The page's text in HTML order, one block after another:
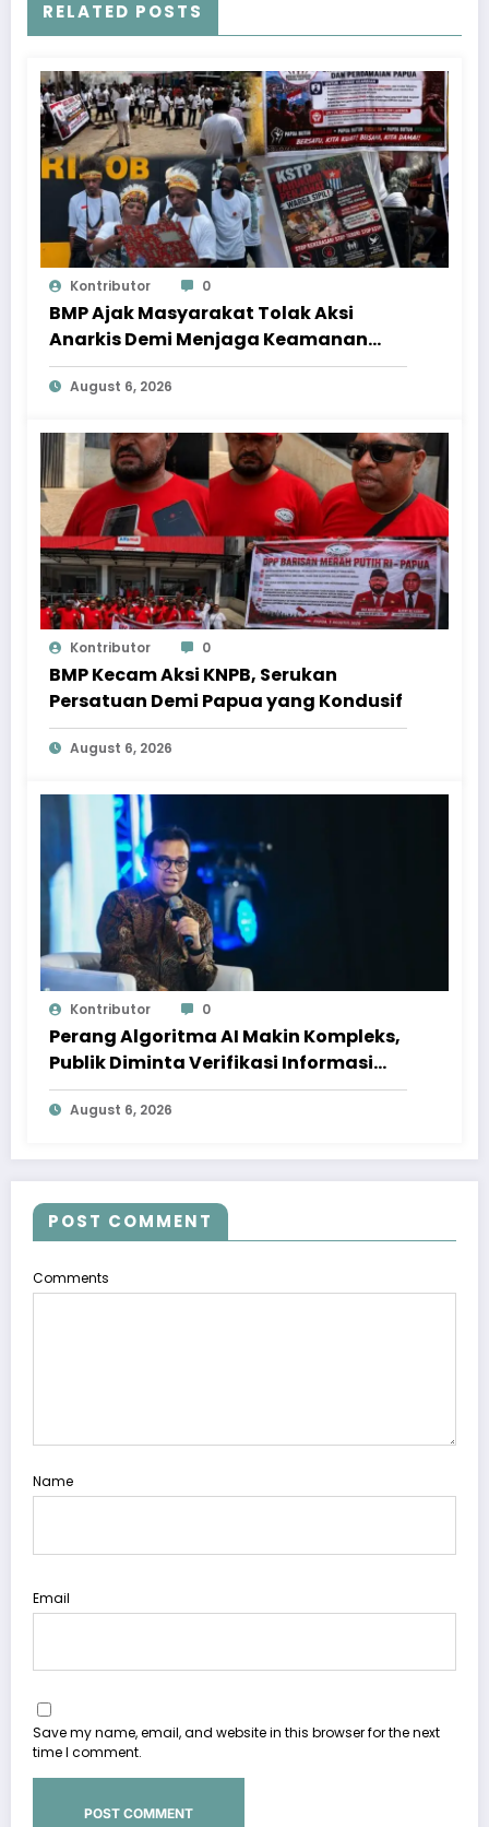
RELATED POSTS
Kontributor 0
BMP Ajak Masyarakat Tolak Aksi
Anarkis Demi Menjaga Keamanan
dan Pembangunan Papua
August 6, 2026
Kontributor 0
BMP Kecam Aksi KNPB, Serukan
Persatuan Demi Papua yang Kondusif
August 6, 2026
Kontributor 0
Perang Algoritma AI Makin Kompleks,
Publik Diminta Verifikasi Informasi
Digital
August 6, 2026
POST COMMENT
Comments
Name
Email
Save my name, email, and website in this browser for the next
time I comment.